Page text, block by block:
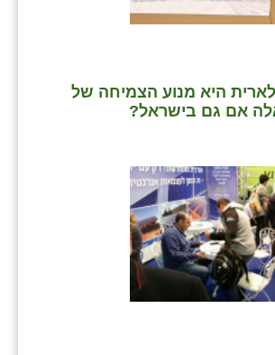
היא מנוע הצמיחה של
אם גם בישראל?